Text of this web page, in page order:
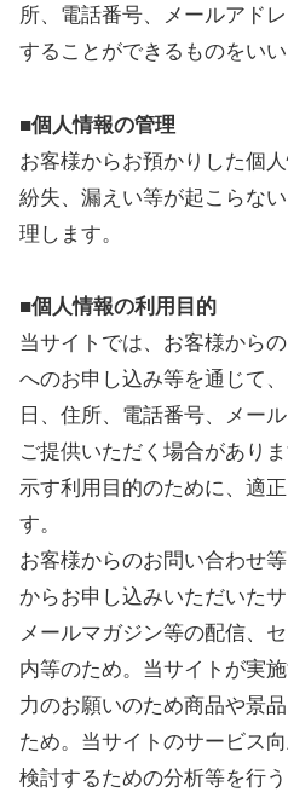
所、電話番号、メールアド
することができるものをいい
■個人情報の管理
お客様からお預かりした個
紛失、漏えい等が起こらな
理します。
■個人情報の利用目的
当サイトでは、お客様から
へのお申し込み等を通じて
日、住所、電話番号、メー
ご提供いただく場合があり
示す利用目的のために、適
す。
お客様からのお問い合わせ
からお申し込みいただいた
メールマガジン等の配信、
内等のため。当サイトが実
力のお願いのため商品や景
ため。当サイトのサービス
検討するための分析等を行